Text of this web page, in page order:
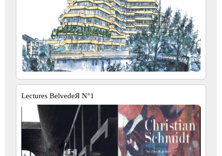
Lectures BelvedeЯ N°1